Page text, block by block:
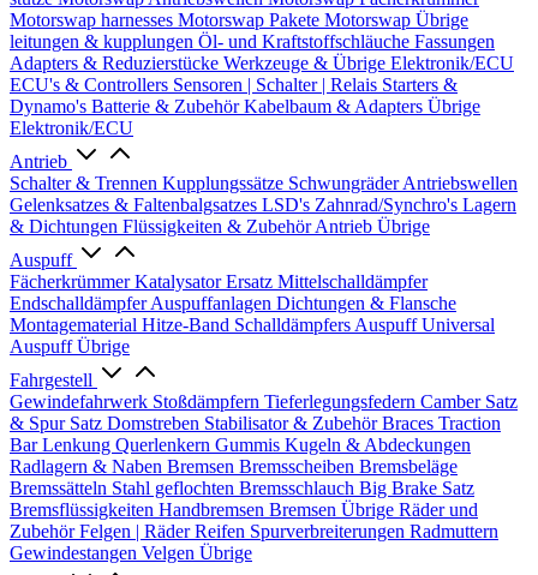
Motorswap harnesses Motorswap Pakete Motorswap Übrige
leitungen & kupplungen Öl- und Kraftstoffschläuche Fassungen
Adapters & Reduzierstücke Werkzeuge & Übrige Elektronik/ECU
ECU's & Controllers Sensoren | Schalter | Relais Starters &
Dynamo's Batterie & ZubehörKabelbaum & Adapters Übrige
Elektronik/ECU
Antrieb
Schalter & Trennen Kupplungssätze SchwungräderAntriebswellen
Gelenksatzes & Faltenbalgsatzes LSD's Zahnrad/Synchro's Lagern
& Dichtungen Flüssigkeiten & ZubehörAntrieb Übrige
Auspuff
FächerkrümmerKatalysator Ersatz Mittelschalldämpfer
EndschalldämpferAuspuffanlagen Dichtungen & Flansche
Montagematerial Hitze-Band Schalldämpfers Auspuff Universal
Auspuff Übrige
Fahrgestell
Gewindefahrwerk Stoßdämpfern Tieferlegungsfedern Camber Satz
& Spur Satz Domstreben Stabilisator & ZubehörBraces Traction
BarLenkung Querlenkern Gummis Kugeln & Abdeckungen
Radlagern & Naben Bremsen Bremsscheiben Bremsbeläge
Bremssätteln Stahl geflochten Bremsschlauch Big Brake Satz
Bremsflüssigkeiten Handbremsen Bremsen Übrige Räder und
ZubehörFelgen | RäderReifen Spurverbreiterungen Radmuttern
Gewindestangen Velgen Übrige